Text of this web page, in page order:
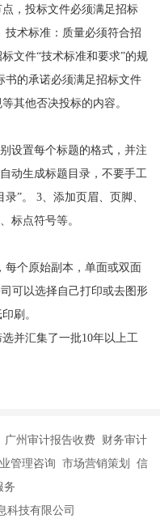
，投标文件必须满足招标
技术标准：质量必须符合招
文件“技术标准和要求”的规
书的承诺必须满足招标文件
其他否决投标的内容。
设置每个标题的格式，并注
动生成标题目录，不要手工
”。 3、添加页眉、页脚、
标点符号等。
每个原始副本，单面或双面
可以选择自己打印或去图形
刷。
并汇集了一批10年以上工
州审计报告收费 财务审计
管理咨询 市场营销策划 信
务
科技有限公司